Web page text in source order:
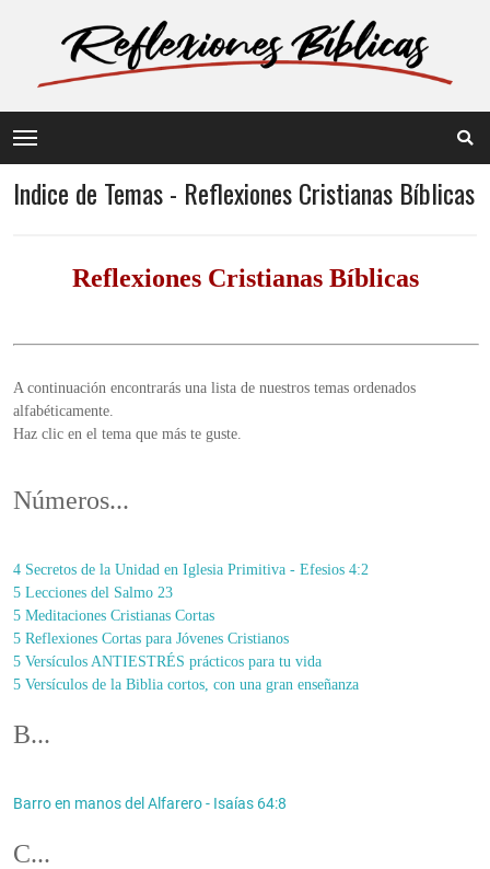
Indice de Temas - Reflexiones Cristianas Bíblicas
Reflexiones Cristianas Bíblicas
A continuación encontrarás una lista de nuestros temas ordenados
alfabéticamente.
Haz clic en el tema que más te guste.
Números...
4 Secretos de la Unidad en Iglesia Primitiva - Efesios 4:2
5 Lecciones del Salmo 23
5 Meditaciones Cristianas Cortas
5 Reflexiones Cortas para Jóvenes Cristianos
5 Versículos ANTIESTRÉS prácticos para tu vida
5 Versículos de la Biblia cortos, con una gran enseñanza
B...
Barro en manos del Alfarero - Isaías 64:8
C...